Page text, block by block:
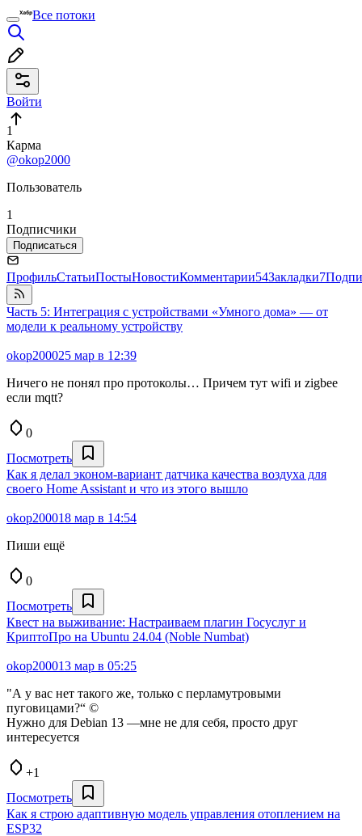
Все потоки
Войти
1
Карма
@okop2000
Пользователь
1
Подписчики
Подписаться
ПрофильСтатьиПостыНовостиКомментарии54Закладки7
Часть 5: Интеграция с устройствами «Умного дома» — от
модели к реальному устройству
okop200025 мар в 12:39
Ничего не понял про протоколы… Причем тут wifi и zigbee
если mqtt?
0
Посмотреть
Как я делал эконом-вариант датчика качества воздуха для
своего Home Assistant и что из этого вышло
okop200018 мар в 14:54
Пиши ещё
0
Посмотреть
Квест на выживание: Настраиваем плагин Госуслуг и
КриптоПро на Ubuntu 24.04 (Noble Numbat)
okop200013 мар в 05:25
"А у вас нет такого же, только с перламутровыми
пуговицами?“ ©
Нужно для Debian 13 —мне не для себя, просто друг
интересуется
+1
Посмотреть
Как я строю адаптивную модель управления отоплением на
ESP32